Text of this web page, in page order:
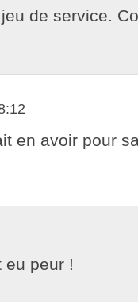
de service.
en avoir pour
eu peur !